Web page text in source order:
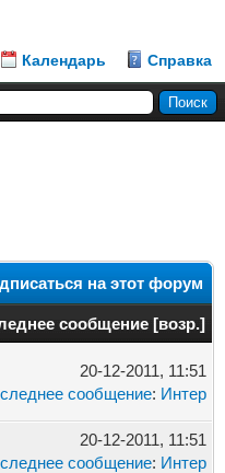
Календарь Справка
на этот форум
сообщение [возр.]
20-12-2011, 11:51
сообщение: Интер
20-12-2011, 11:51
сообщение: Интер